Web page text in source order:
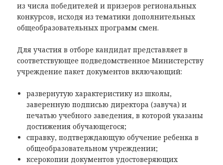
из числа победителей и призеров региональных
конкурсов, исходя из тематики дополнительных
общеобразовательных программ смен.
Для участия в отборе кандидат представляет в
соответствующее подведомственное Министерству
учреждение пакет документов включающий:
развернутую характеристику из школы,
заверенную подписью директора (завуча) и
печатью учебного заведения, в которой указаны
достижения обучающегося;
справку, подтверждающую обучение ребенка в
общеобразовательном учреждении;
ксерокопии документов удостоверяющих